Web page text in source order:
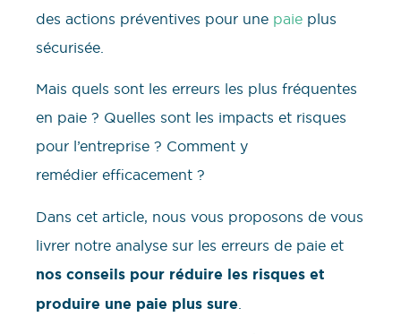
des actions préventives pour une paie plus
sécurisée.
Mais quels sont les erreurs les plus fréquentes
en paie ? Quelles sont les impacts et risques
pour l’entreprise ? Comment y
remédier efficacement ?
Dans cet article, nous vous proposons de vous
livrer notre analyse sur les erreurs de paie et
nos conseils pour réduire les risques et
produire une paie plus sure